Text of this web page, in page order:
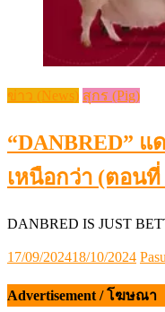
ข่าว (News) สุกร (Pig)
“DANBRED”
เหนือกว่า (ตอนที่
DANBRED IS JUST
Posted
17/09/202418/10/2024
Advertisement / โฆษณา